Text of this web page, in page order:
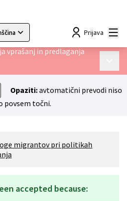
Choose language Choisir la langue
Prijava
vprašanj in predlaganja
Opaziti:avtomatični prevodi niso
povsem točni.
migrantov pri politikah
accepted because: